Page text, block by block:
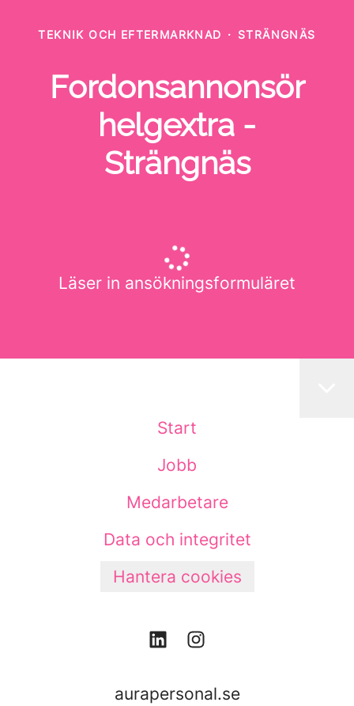
TEKNIK OCH EFTERMARKNAD · STRÄNGNÄS
Fordonsannonsör
helgextra -
Strängnäs
Läser in ansökningsformuläret
Start
Jobb
Medarbetare
Data och integritet
Hantera cookies
aurapersonal.se